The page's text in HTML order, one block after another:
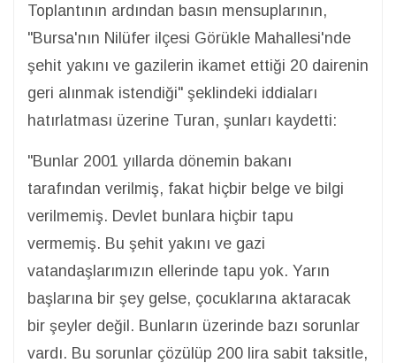
Toplantının ardından basın mensuplarının,
"Bursa'nın Nilüfer ilçesi Görükle Mahallesi'nde
şehit yakını ve gazilerin ikamet ettiği 20 dairenin
geri alınmak istendiği" şeklindeki iddiaları
hatırlatması üzerine Turan, şunları kaydetti:
"Bunlar 2001 yıllarda dönemin bakanı
tarafından verilmiş, fakat hiçbir belge ve bilgi
verilmemiş. Devlet bunlara hiçbir tapu
vermemiş. Bu şehit yakını ve gazi
vatandaşlarımızın ellerinde tapu yok. Yarın
başlarına bir şey gelse, çocuklarına aktaracak
bir şeyler değil. Bunların üzerinde bazı sorunlar
vardı. Bu sorunlar çözülüp 200 lira sabit taksitle,